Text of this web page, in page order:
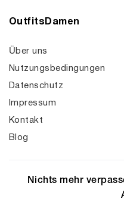
OutfitsDamen
Über uns
Nutzungsbedingungen
Datenschutz
Impressum
Kontakt
Blog
Nichts mehr